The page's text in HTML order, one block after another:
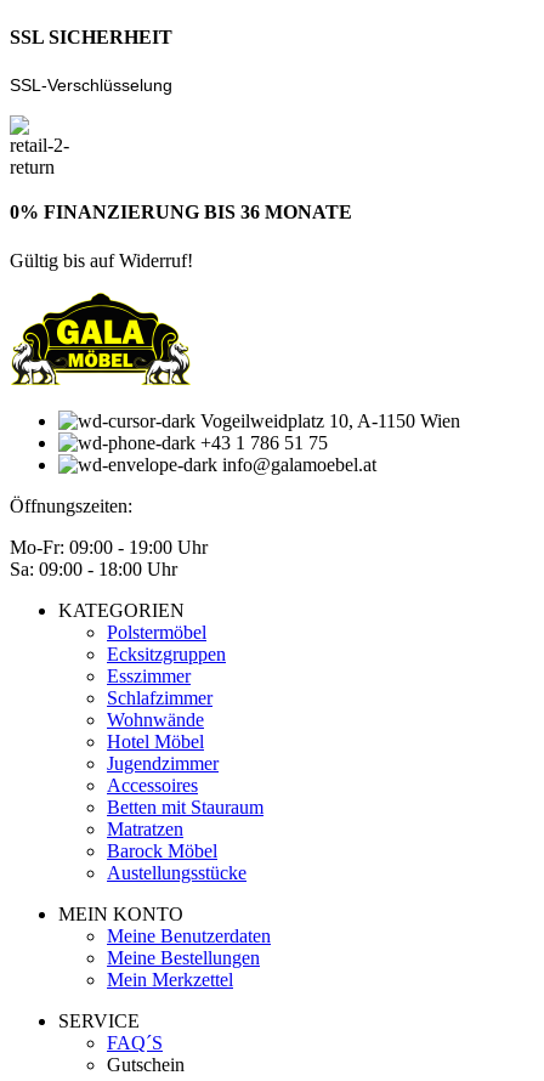
SSL SICHERHEIT
SSL-Verschlüsselung
0% FINANZIERUNG BIS 36 MONATE
Gültig bis auf Widerruf!
Vogeilweidplatz 10, A-1150 Wien
+43 1 786 51 75
info@galamoebel.at
Öffnungszeiten:
Mo-Fr: 09:00 - 19:00 Uhr
Sa: 09:00 - 18:00 Uhr
KATEGORIEN
Polstermöbel
Ecksitzgruppen
Esszimmer
Schlafzimmer
Wohnwände
Hotel Möbel
Jugendzimmer
Accessoires
Betten mit Stauraum
Matratzen
Barock Möbel
Austellungsstücke
MEIN KONTO
Meine Benutzerdaten
Meine Bestellungen
Mein Merkzettel
SERVICE
FAQ´S
Gutschein